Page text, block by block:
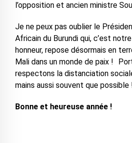
l’opposition et ancien ministre
Je ne peux pas oublier le
Africain du Burundi qui, c’est
honneur, repose désormais en
Mali dans un monde de paix !
respectons la distanciation
mains aussi souvent que possible
Bonne et heureuse année !